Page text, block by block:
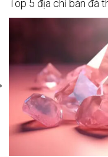
Top 5 địa chỉ bán đá